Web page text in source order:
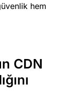
hem
CDN